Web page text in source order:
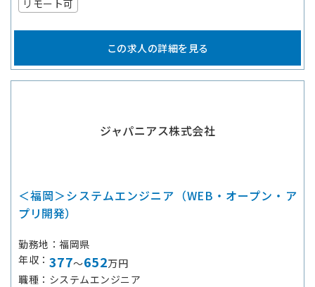
リモート可
この求人の詳細を見る
ジャパニアス株式会社
＜福岡＞システムエンジニア（WEB・オープン・ア
プリ開発）
勤務地
福岡県
年収
377～652万円
職種
システムエンジニア